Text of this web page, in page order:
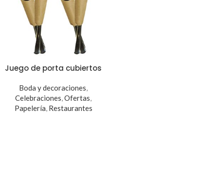
Juego de porta cubiertos
Boda y decoraciones,
Celebraciones,Ofertas,
Papelería, Restaurantes